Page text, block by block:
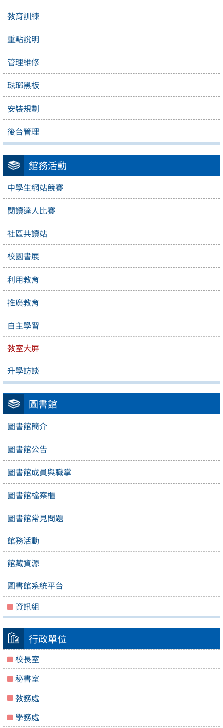
教育訓練
重點說明
管理維修
琺瑯黑板
安裝規劃
後台管理
館務活動
中學生網站競賽
閱讀達人比賽
社區共讀站
校園書展
利用教育
推廣教育
自主學習
教室大屏
升學訪談
圖書館
圖書館簡介
圖書館公告
圖書館成員與職掌
圖書館檔案櫃
圖書館常見問題
館務活動
館藏資源
圖書館系統平台
資訊組
行政單位
校長室
秘書室
教務處
學務處